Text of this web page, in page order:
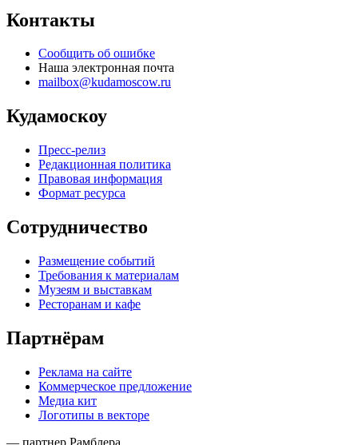
Контакты
Сообщить об ошибке
Наша электронная почта
mailbox@kudamoscow.ru
Кудамоскоу
Пресс-релиз
Редакционная политика
Правовая информация
Формат ресурса
Сотрудничество
Размещение событий
Требования к материалам
Музеям и выставкам
Ресторанам и кафе
Партнёрам
Реклама на сайте
Коммерческое предложение
Медиа кит
Логотипы в векторе
— партнер Рамблера